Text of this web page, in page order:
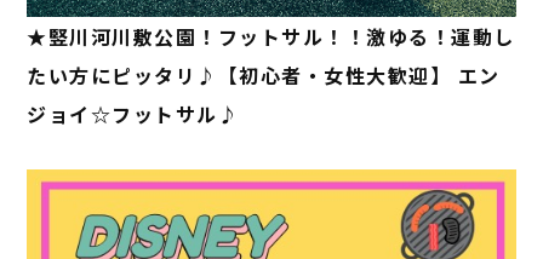
★竪川河川敷公園！フットサル！！激ゆる！運動し
たい方にピッタリ♪【初心者・女性大歓迎】 エン
ジョイ☆フットサル♪